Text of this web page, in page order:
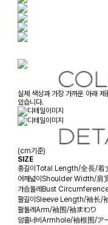
실제 색상과 가장 가까운 아래
있습니다.
(cm기준)
SIZE
총길이Total Length/全長/着
어깨넓이Shoulder Width/肩
가슴둘레Bust
팔길이Sleeve Length/袖长/
팔둘레Arm/袖围/袖まわり
암홀너비Armhole/袖根围/ア